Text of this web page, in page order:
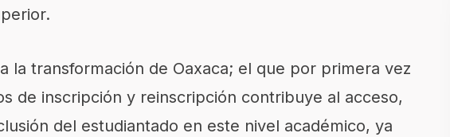
la transformación de Oaxaca; el que por primera vez
de inscripción y reinscripción contribuye al acceso,
del estudiantado en este nivel académico, ya